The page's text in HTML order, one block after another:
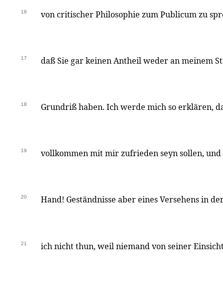
16 von critischer Philosophie zum Publicum zu
17 daß Sie gar keinen Antheil weder an meinem
18 Grundriß haben. Ich werde mich so erklären,
19 vollkommen mit mir zufrieden seyn sollen,
20 Hand! Geständnisse aber eines Versehens in
21 ich nicht thun, weil niemand von seiner